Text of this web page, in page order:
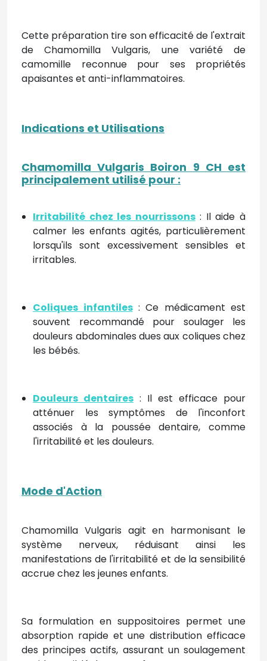
Cette préparation tire son efficacité de l'extrait
de Chamomilla Vulgaris, une variété de
camomille reconnue pour ses propriétés
apaisantes et anti-inflammatoires.
Indications et Utilisations
Chamomilla Vulgaris Boiron 9 CH est
principalement utilisé pour :
Irritabilité chez les nourrissons: Il aide à
calmer les enfants agités, particulièrement
lorsqu'ils sont excessivement sensibles et
irritables.
Coliques infantiles: Ce médicament est
souvent recommandé pour soulager les
douleurs abdominales dues aux coliques chez
les bébés.
Douleurs dentaires : Il est efficace pour
atténuer les symptômes de l'inconfort
associés à la poussée dentaire, comme
l'irritabilité et les douleurs.
Mode d'Action
Chamomilla Vulgaris agit en harmonisant le
système nerveux, réduisant ainsi les
manifestations de l'irritabilité et de la sensibilité
accrue chez les jeunes enfants.
Sa formulation en suppositoires permet une
absorption rapide et une distribution efficace
des principes actifs, assurant un soulagement